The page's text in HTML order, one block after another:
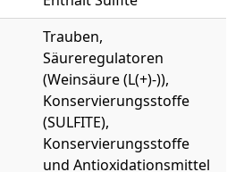
Trauben,
Säureregulatoren
(Weinsäure (L(+)-)),
Konservierungsstoffe
(SULFITE),
Konservierungsstoffe
und Antioxidationsmittel